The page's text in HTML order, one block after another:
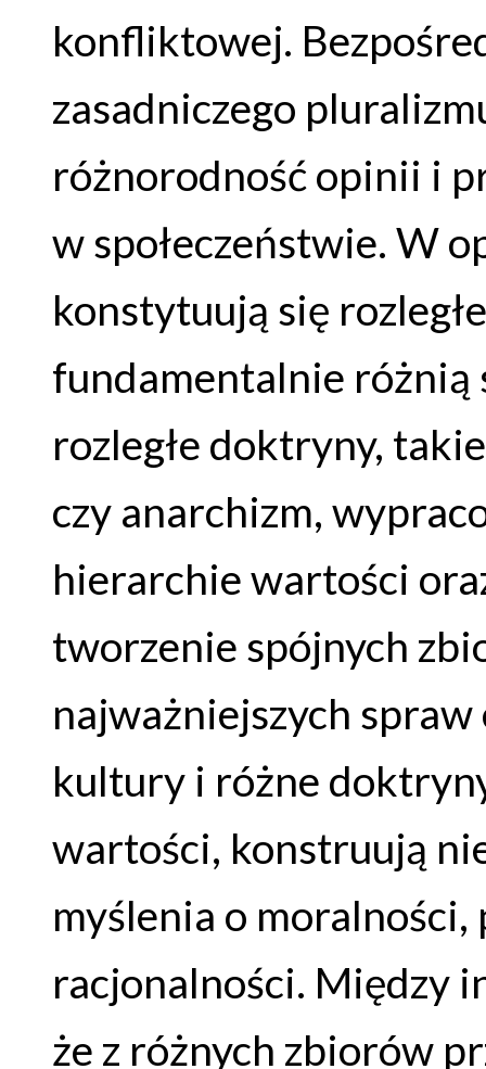
konfliktowej.
zasadniczego
różnorodność opinii i
w społeczeństwie. W
konstytuują się
fundamentalnie różnią
rozległe doktryny,
czy anarchizm,
hierarchie wartości
tworzenie spójnych
najważniejszych
kultury i różne
wartości, konstruują
myślenia o
racjonalności. Między
że z różnych zbiorów